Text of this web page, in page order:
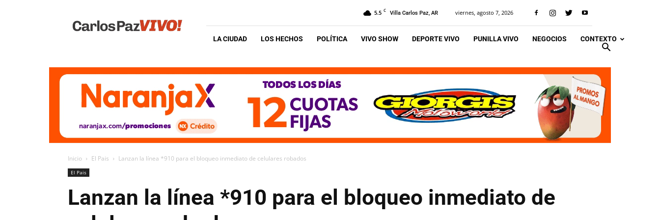
Vivo
5.5 C Villa Carlos Paz, AR viernes, agosto 7, 2026
LA CIUDAD LOS HECHOS POLÍTICA VIVO SHOW DEPORTE VIVO PUNILLA VIVO NEGOCIOS CONTEXTO
Inicio El Pais Lanzan la línea *910 para el bloqueo inmediato de celulares robados
El Pais
Lanzan la línea *910 para el bloqueo inmediato de